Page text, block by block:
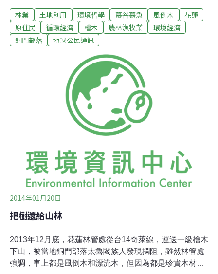
老的樹，靈界的神聖與莊嚴;當獵人看見森林裡的大樹都會
忍不住敬畏的說：『這樹呀....比我的祖輩還古老，看見這
樹我就想起那些在靈界觀視我們的祖先們』。由此看來，
因為歲月而累積的記憶與情感在人遇見樹的那一刻將會全
部湧現，那是一種無聲的感動與震撼，是一種與大自然交
流的形式。」~ 摘自東冬侯溫（銅門部落青年）「談太魯
閣族與樹的連結」一文2013年底，銅門部落的太魯閣族人
面臨了林務局以維護道路安全為由，企圖將6株珍貴風倒
木運離而引發的爭議，當時東冬侯溫以上述文字記述了長
輩的話語。這場由部落青年主動發起守護祖靈木的行動，
令各界振奮並支持其訴求：木頭留在原地。生態保育觀點
林業 土地利用 環境哲學 慕谷慕魚 風倒木
花蓮
原住民
循環經濟 檜木 農林漁牧業
環境經濟
銅門部落
地球公民通訊
2014年01月20日
把樹還給山林
2013年12月底，花蓮林管處從台14奇萊線，運送一級檜木
下山，被當地銅門部落太魯閣族人發現攔阻，雖然林管處
強調，車上都是風倒木和漂流木，但因為都是珍貴木材，